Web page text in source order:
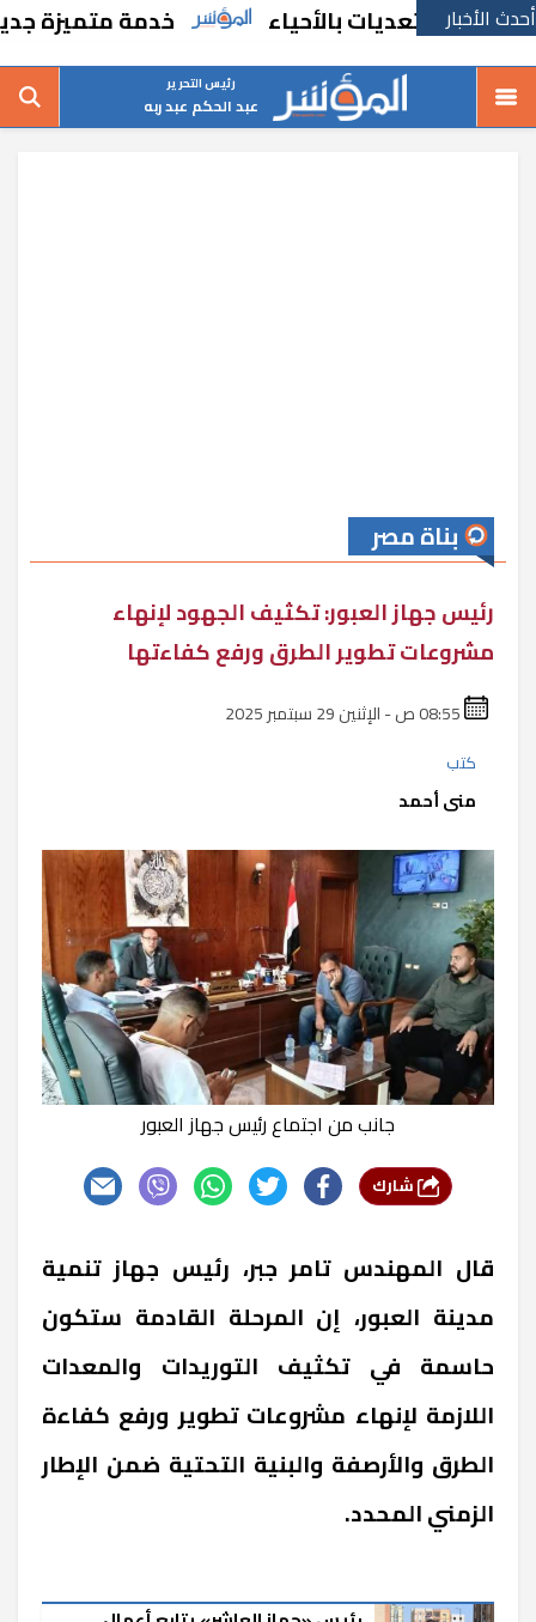
أحدث الأخبار بالأحياء خدمة متميزة جديدة
رئيس التحرير
عبد الحكم عبد ربه
بناة مصر
رئيس جهاز العبور: تكثيف الجهود لإنهاء
مشروعات تطوير الطرق ورفع كفاءتها
كتب
منى أحمد
جانب من اجتماع رئيس جهاز العبور
قال المهندس تامر جبر، رئيس جهاز تنمية
مدينة العبور، إن المرحلة القادمة ستكون
حاسمة في تكثيف التوريدات والمعدات
اللازمة لإنهاء مشروعات تطوير ورفع كفاءة
الطرق والأرصفة والبنية التحتية ضمن الإطار
الزمني المحدد.